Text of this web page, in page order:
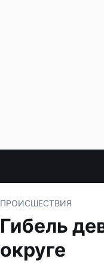
ПРОИСШЕСТВИЯ
Гибель
округе